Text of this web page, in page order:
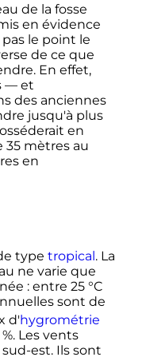
de la fosse
en évidence
le point le
de ce que
En effet,
— et
des anciennes
jusqu'à plus
en
35 mètresau
en
type tropical. La
ne varie que
: entre 25 °C
sont de
d'hygrométrie
%. Les vents
est. Ils sont